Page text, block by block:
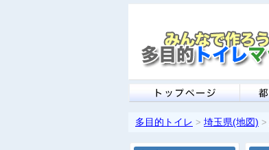
多目的トイレ > 埼玉県(地図) >